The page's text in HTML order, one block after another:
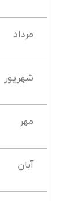
مرداد
شهریور
مهر
آبان